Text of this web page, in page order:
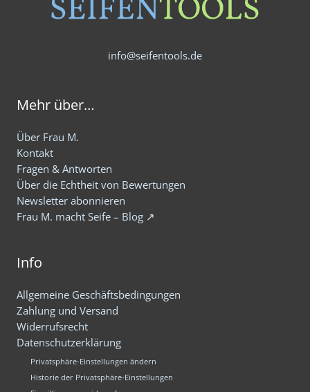
info@seifentools.de
Mehr über…
Über Frau M.
Kontakt
Fragen & Antworten
Über die Echtheit von Bewertungen
Newsletter abonnieren
Frau M. macht Seife – Blog ↗
Info
Allgemeine Geschäftsbedingungen
Zahlung und Versand
Widerrufsrecht
Datenschutzerklärung
Privatsphäre-Einstellungen ändern
Historie der Privatsphäre-Einstellungen